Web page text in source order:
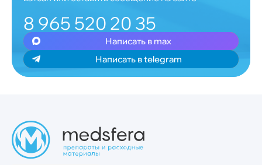
8 965 520 20 35
Написать в max
Написать в telegram